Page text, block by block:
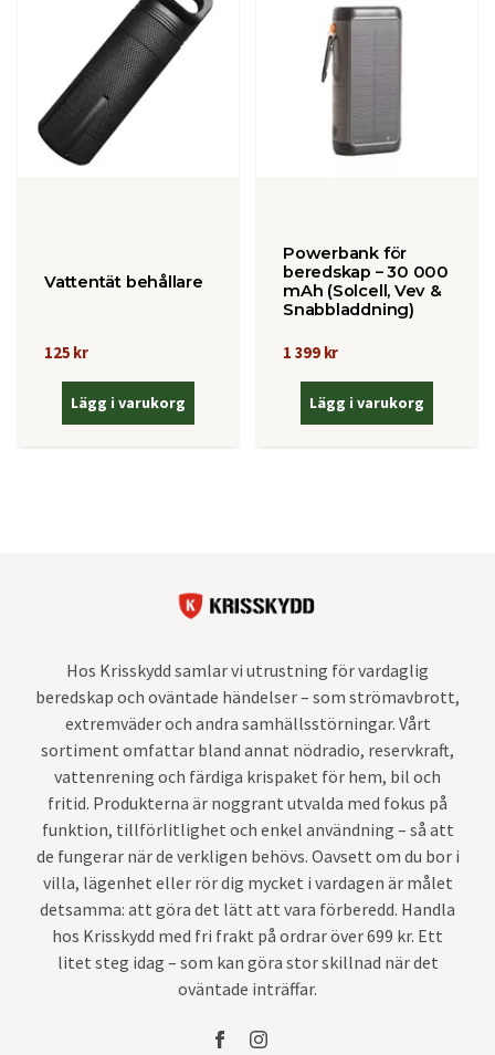
Vattentät behållare
125 kr
Lägg i varukorg
Powerbank för
beredskap – 30 000
mAh (Solcell, Vev &
Snabbladdning)
1 399 kr
Lägg i varukorg
Hos Krisskydd samlar vi utrustning för vardaglig
beredskap och oväntade händelser – som strömavbrott,
extremväder och andra samhällsstörningar. Vårt
sortiment omfattar bland annat nödradio, reservkraft,
vattenrening och färdiga krispaket för hem, bil och
fritid. Produkterna är noggrant utvalda med fokus på
funktion, tillförlitlighet och enkel användning – så att
de fungerar när de verkligen behövs. Oavsett om du bor i
villa, lägenhet eller rör dig mycket i vardagen är målet
detsamma: att göra det lätt att vara förberedd. Handla
hos Krisskydd med fri frakt på ordrar över 699 kr. Ett
litet steg idag – som kan göra stor skillnad när det
oväntade inträffar.